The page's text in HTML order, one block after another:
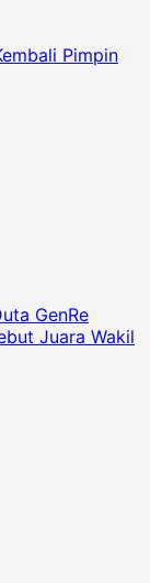
Pimpin
GenRe
Juara Wakil